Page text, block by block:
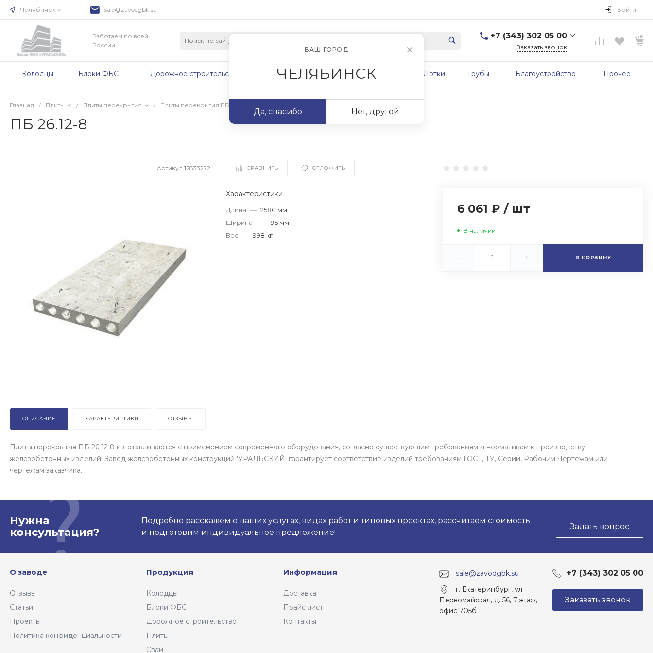
Челябинск sale@zavodgbk.su Войти
Работаем по всей
России
+7 (343) 302 05 00
г. Екатеринбург, ул.
Заказать звонок
Колодцы Блоки ФБС Дорожное строительство Плиты Сваи Фундаменты Лотки Трубы Благоустройство Прочее
Главная / Плиты / Плиты перекрытия / Плиты перекрытия ПБ
ПБ 26.12-8
Артикул12833272 СРАВНИТЬ ОТЛОЖИТЬ
Характеристики
Длина — 2580 мм
Ширина — 1195 мм
Вес — 998 кг
6 061 ₽ / шт
В наличии
- + В КОРЗИНУ
ОПИСАНИЕ ХАРАКТЕРИСТИКИ ОТЗЫВЫ
Плиты перекрытия ПБ 26 12 8 изготавливаются с применением современного оборудования, согласно существующим требованиям и нормативам к производству
железобетонных изделий. Завод железобетонных конструкций 'УРАЛЬСКИЙ' гарантирует соответствие изделий требованиям ГОСТ, ТУ, Серии, Рабочим Чертежам или
чертежам заказчика.
Нужна
консультация?
Подробно расскажем о наших услугах, видах работ и типовых проектах, рассчитаем стоимость
и подготовим индивидуальное предложение!
Задать вопрос
О заводе
Отзывы
Статьи
Проекты
Политика конфиденциальности
Продукция
Колодцы
Блоки ФБС
Дорожное строительство
Плиты
Сваи
Информация
Доставка
Прайс лист
Контакты
sale@zavodgbk.su +7 (343) 302 05 00
г. Екатеринбург, ул.
Первомайская, д. 56, 7 этаж,
офис 705б
Заказать звонок
ВАШ ГОРОД
ЧЕЛЯБИНСК
Да, спасибо Нет, другой